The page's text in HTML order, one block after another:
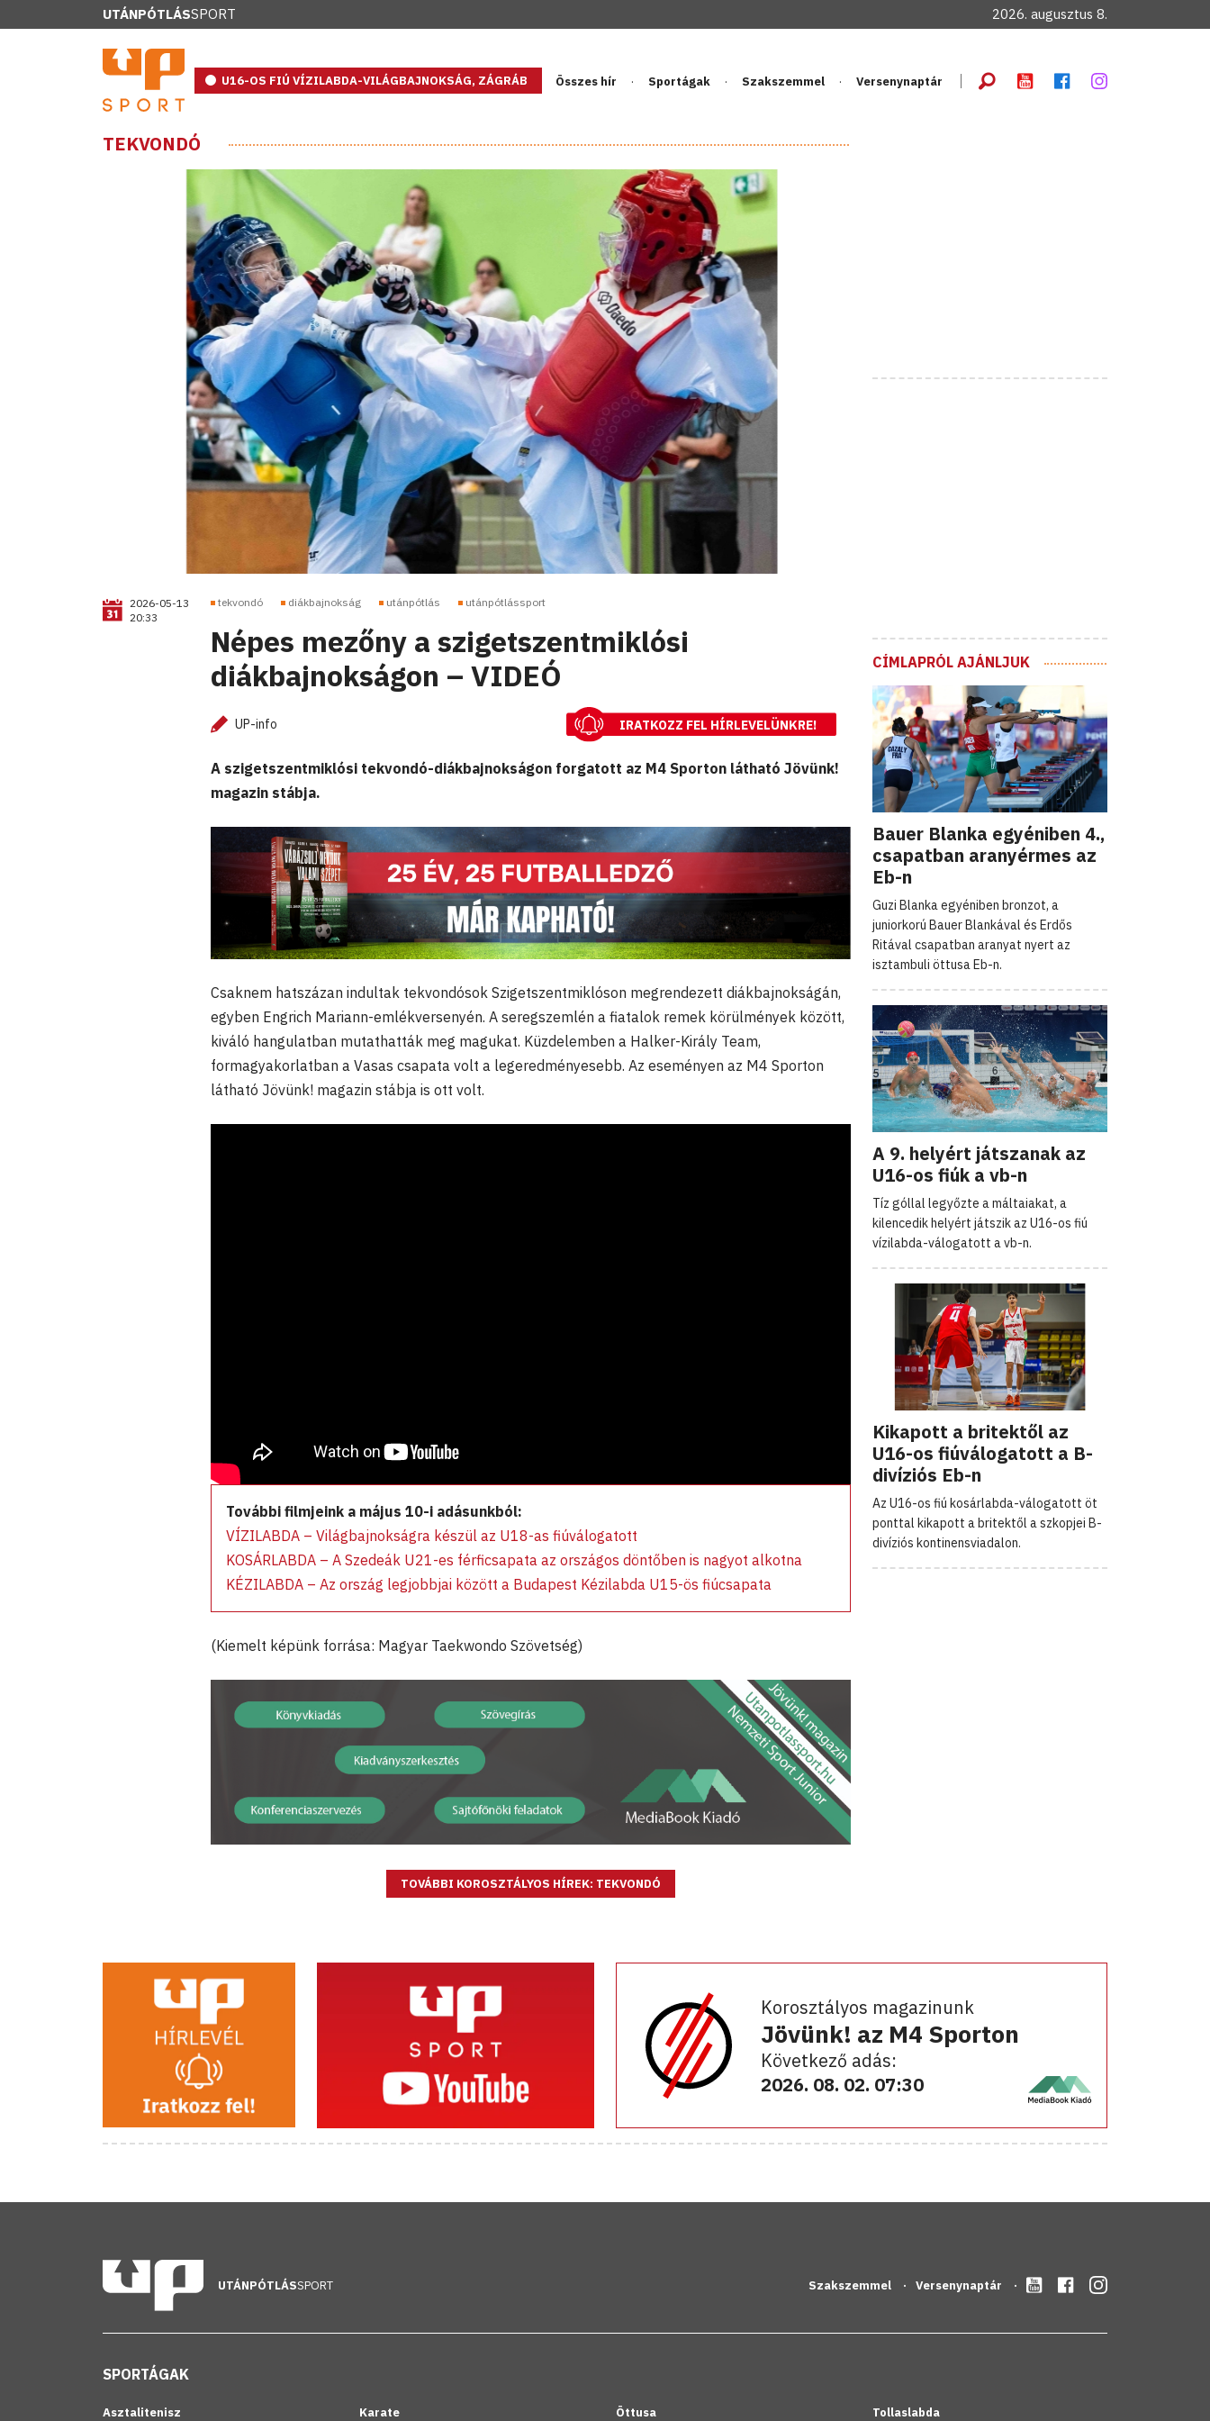
UTÁNPÓTLÁSSPORT 2026. augusztus 8.
U16-OS FIÚ VÍZILABDA-VILÁGBAJNOKSÁG, ZÁGRÁB Összes hír Sportágak Szakszemmel Versenynaptár
TEKVONDÓ
2026-05-13
20:33
tekvondó diákbajnokság utánpótlás utánpótlássport
Népes mezőny a szigetszentmiklósi
diákbajnokságon – VIDEÓ
UP-info IRATKOZZ FEL HÍRLEVELÜNKRE!
A szigetszentmiklósi tekvondó-diákbajnokságon forgatott az M4 Sporton látható Jövünk!
magazin stábja.
Csaknem hatszázan indultak tekvondósok Szigetszentmiklóson megrendezett diákbajnokságán,
egyben Engrich Mariann-emlékversenyén. A seregszemlén a fiatalok remek körülmények között,
kiváló hangulatban mutathatták meg magukat. Küzdelemben a Halker-Király Team,
formagyakorlatban a Vasas csapata volt a legeredményesebb. Az eseményen az M4 Sporton
látható Jövünk! magazin stábja is ott volt.
További filmjeink a május 10-i adásunkból:
VÍZILABDA – Világbajnokságra készül az U18-as fiúválogatott
KOSÁRLABDA – A Szedeák U21-es férficsapata az országos döntőben is nagyot alkotna
KÉZILABDA – Az ország legjobbjai között a Budapest Kézilabda U15-ös fiúcsapata
(Kiemelt képünk forrása: Magyar Taekwondo Szövetség)
TOVÁBBI KOROSZTÁLYOS HÍREK: TEKVONDÓ
CÍMLAPRÓL AJÁNLJUK
Bauer Blanka egyéniben 4.,
csapatban aranyérmes az
Eb-n
Guzi Blanka egyéniben bronzot, a
juniorkorú Bauer Blankával és Erdős
Ritával csapatban aranyat nyert az
isztambuli öttusa Eb-n.
A 9. helyért játszanak az
U16-os fiúk a vb-n
Tíz góllal legyőzte a máltaiakat, a
kilencedik helyért játszik az U16-os fiú
vízilabda-válogatott a vb-n.
Kikapott a britektől az
U16-os fiúválogatott a B-
divíziós Eb-n
Az U16-os fiú kosárlabda-válogatott öt
ponttal kikapott a britektől a szkopjei B-
divíziós kontinensviadalon.
Korosztályos magazinunk
Jövünk! az M4 Sporton
Következő adás:
2026. 08. 02. 07:30
UTÁNPÓTLÁSSPORT Szakszemmel Versenynaptár
SPORTÁGAK
Asztalitenisz Karate Öttusa Tollaslabda